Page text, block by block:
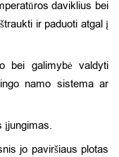
daviklius bei
ir paduoti atgal į
bei galimybė valdyti
namo sistema ar
įjungimas.
jo paviršiaus plotas